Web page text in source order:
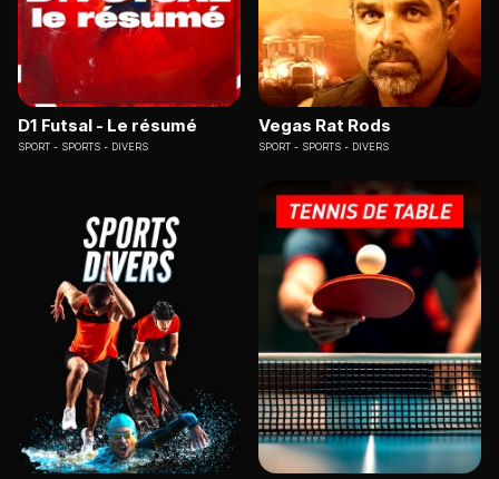
D1 Futsal - Le résumé
SPORT SPORTS - DIVERS
Vegas Rat Rods
SPORT SPORTS - DIVERS